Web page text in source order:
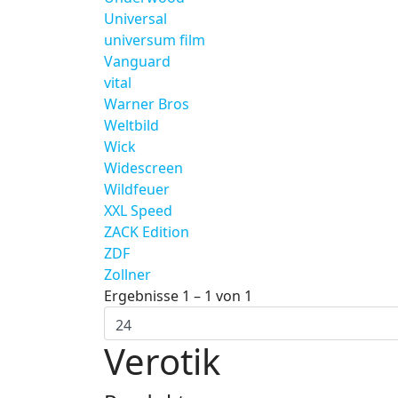
Universal
universum film
Vanguard
vital
Warner Bros
Weltbild
Wick
Widescreen
Wildfeuer
XXL Speed
ZACK Edition
ZDF
Zollner
Ergebnisse 1 – 1 von 1
Verotik